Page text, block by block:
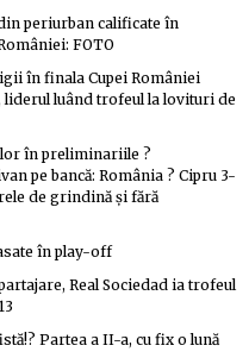
periurban calificate în
FOTO
în finala Cupei României
luând trofeul la lovituri de
în preliminariile ?
pe bancă: România ? Cipru 3-
de grindină şi fără
în play-off
Real Sociedad ia trofeul
Partea a II-a, cu fix o lună